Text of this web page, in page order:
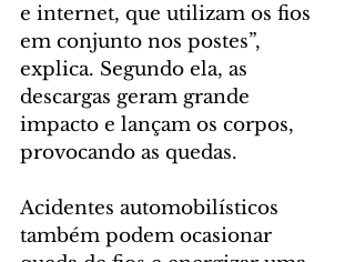
e internet, que utilizam os fios
em conjunto nos postes”,
explica. Segundo ela, as
descargas geram grande
impacto e lançam os corpos,
provocando as quedas.
Acidentes automobilísticos
também podem ocasionar